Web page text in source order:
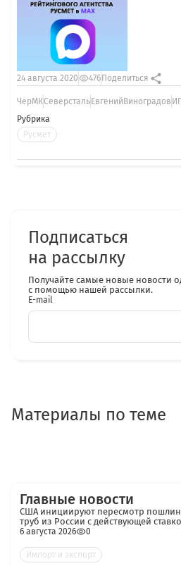
Рубрика
Русмет
24 августа 2020 476 Поделиться
ЧерМКСеверсталь ЕвгенийВиноградов
Подписаться
на рассылку
Получайте самые новые новости
с помощью нашей рассылки.
E-mail
Материалы по теме
Главные новости
США инициируют пересмотр
труб из России с действующей
6 августа 2026 0
Импорт и экспорт